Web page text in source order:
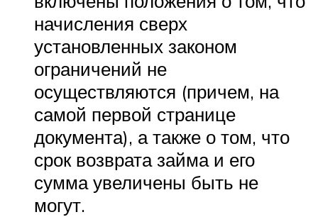
начисления сверх
установленных законом
ограничений не
осуществляются (причем, на
самой первой странице
документа), а также о том, что
срок возврата займа и его
сумма увеличены быть не
могут.